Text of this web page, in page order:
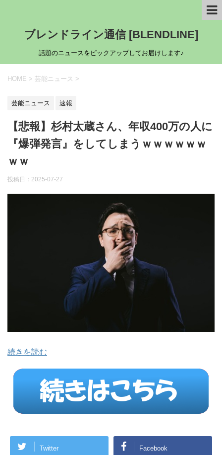
ブレンドライン通信 [BLENDLINE]
話題のニュースをピックアップしてお届けします♪
HOME > 芸能ニュース >
芸能ニュース 速報
【悲報】杉村太蔵さん、年収400万の人に
『爆弾発言』をしてしまうｗｗｗｗｗｗ
ｗｗ
投稿日： 2025-07-27
続きを読む
Twitter Facebook